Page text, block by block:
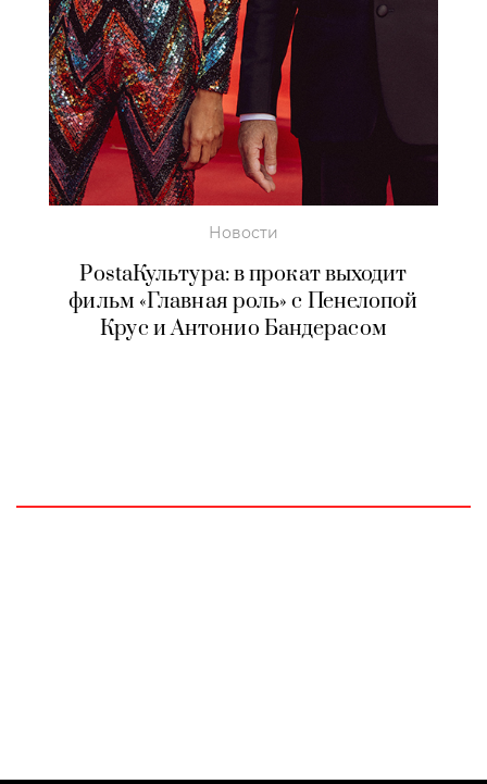
Новости
PostaКультура: в прокат выходит
фильм «Главная роль» с Пенелопой
Крус и Антонио Бандерасом